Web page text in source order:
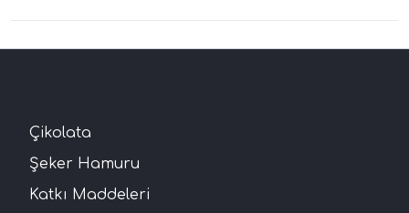
Çikolata
Şeker Hamuru
Katkı Maddeleri